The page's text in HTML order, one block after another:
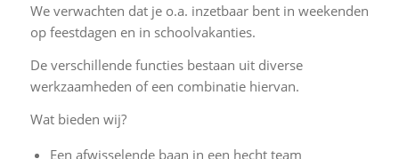
We verwachten dat je o.a. inzetbaar bent in weekenden
op feestdagen en in schoolvakanties.
De verschillende functies bestaan uit diverse
werkzaamheden of een combinatie hiervan.
Wat bieden wij?
Een afwisselende baan in een hecht team